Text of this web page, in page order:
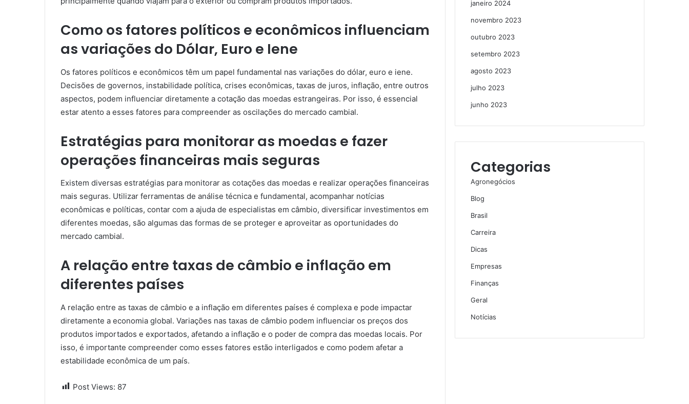
Como os fatores políticos e econômicos influenciam
as variações do Dólar, Euro e Iene
Os fatores políticos e econômicos têm um papel fundamental nas variações do dólar, euro e iene.
Decisões de governos, instabilidade política, crises econômicas, taxas de juros, inflação, entre outros
aspectos, podem influenciar diretamente a cotação das moedas estrangeiras. Por isso, é essencial
estar atento a esses fatores para compreender as oscilações do mercado cambial.
Estratégias para monitorar as moedas e fazer
operações financeiras mais seguras
Existem diversas estratégias para monitorar as cotações das moedas e realizar operações financeiras
mais seguras. Utilizar ferramentas de análise técnica e fundamental, acompanhar notícias
econômicas e políticas, contar com a ajuda de especialistas em câmbio, diversificar investimentos em
diferentes moedas, são algumas das formas de se proteger e aproveitar as oportunidades do
mercado cambial.
A relação entre taxas de câmbio e inflação em
diferentes países
A relação entre as taxas de câmbio e a inflação em diferentes países é complexa e pode impactar
diretamente a economia global. Variações nas taxas de câmbio podem influenciar os preços dos
produtos importados e exportados, afetando a inflação e o poder de compra das moedas locais. Por
isso, é importante compreender como esses fatores estão interligados e como podem afetar a
estabilidade econômica de um país.
Post Views: 87
janeiro 2024
novembro 2023
outubro 2023
setembro 2023
agosto 2023
julho 2023
junho 2023
Categorias
Agronegócios
Blog
Brasil
Carreira
Dicas
Empresas
Finanças
Geral
Notícias